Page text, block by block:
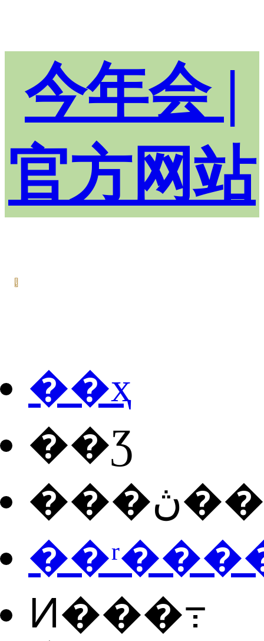
今年会 |
官方网站
��ҳ
��Ʒ
Ͷ���߹